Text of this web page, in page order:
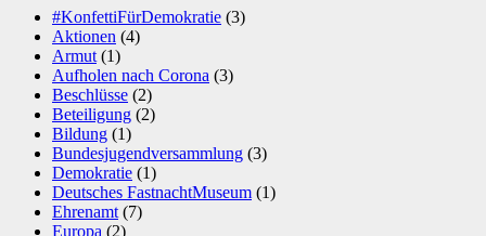
#KonfettiFürDemokratie (3)
Aktionen (4)
Armut (1)
Aufholen nach Corona (3)
Beschlüsse (2)
Beteiligung (2)
Bildung (1)
Bundesjugendversammlung (3)
Demokratie (1)
Deutsches FastnachtMuseum (1)
Ehrenamt (7)
Europa (2)